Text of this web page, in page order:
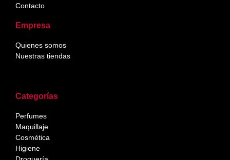
Categorías
Perfumes
Maquillaje
Cosmética
Higiene
Contacto
Empresa
Quienes somos
Nuestras tiendas